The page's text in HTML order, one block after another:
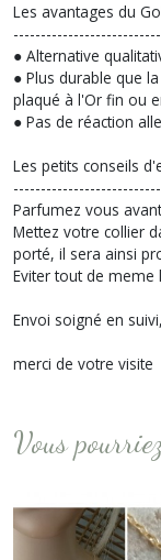
Les avantages du
● Alternative
● Plus durable que
plaqué à l'Or fin ou
● Pas de réaction
Les petits conseils
Parfumez vous
Mettez votre collier
porté, il sera ainsi
Eviter tout de meme
Envoi soigné en
merci de votre visite
Vous